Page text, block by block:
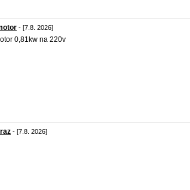
- [7.8. 2026]
0,81kw na 220v
- [7.8. 2026]